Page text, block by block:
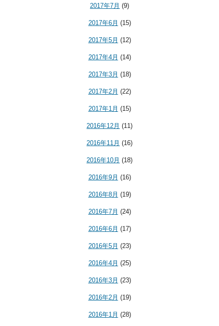
2017年7月 (9)
2017年6月 (15)
2017年5月 (12)
2017年4月 (14)
2017年3月 (18)
2017年2月 (22)
2017年1月 (15)
2016年12月 (11)
2016年11月 (16)
2016年10月 (18)
2016年9月 (16)
2016年8月 (19)
2016年7月 (24)
2016年6月 (17)
2016年5月 (23)
2016年4月 (25)
2016年3月 (23)
2016年2月 (19)
2016年1月 (28)